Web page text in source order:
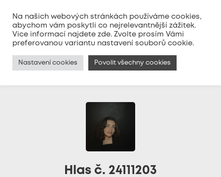
MENU
Hlas č. 24111203
Na našich webových stránkách používáme cookies,
abychom vám poskytli co nejrelevantnější zážitek.
Vice informací najdete zde. Zvolte prosím Vámi
preferovanou variantu nastavení souborů cookie.
Nastavení cookies Povolit všechny cookies